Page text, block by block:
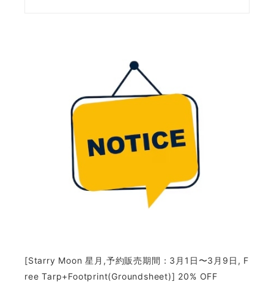
[Starry Moon 星月,予約販売期間：3月1日〜3月9日, F
ree Tarp+Footprint(Groundsheet)] 20% OFF